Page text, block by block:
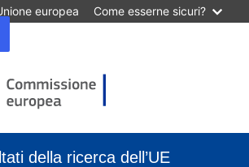
europea Come esserne sicuri?
della ricerca dell’UE